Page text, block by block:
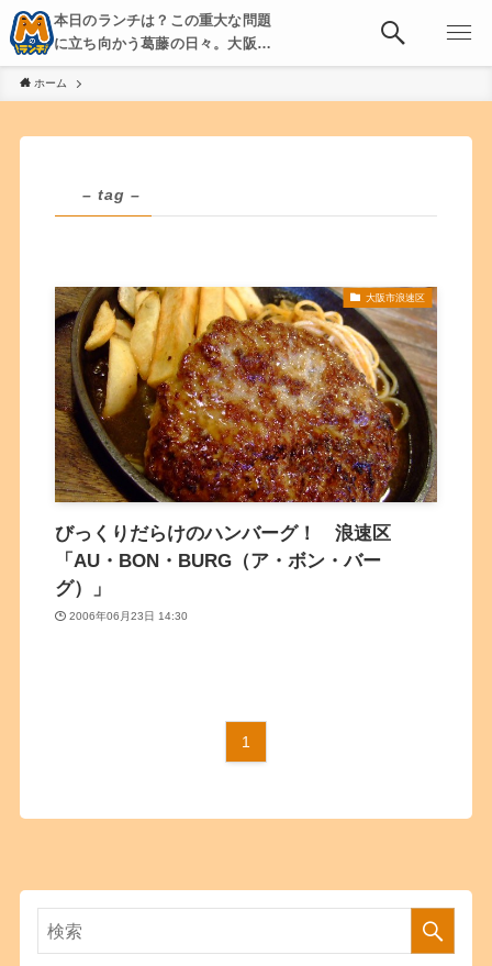
本日のランチは？この重大な問題
に立ち向かう葛藤の日々。大阪・
京都・神戸を中心とした食べ歩
き、飲み歩きを綴る。
ホーム
– tag –
大阪市浪速区
びっくりだらけのハンバーグ！ 浪速区
「AU・BON・BURG（ア・ボン・バー
グ）」
2006年06月23日 14:30
1